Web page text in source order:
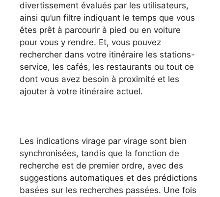
divertissement évalués par les utilisateurs,
ainsi qu’un filtre indiquant le temps que vous
êtes prêt à parcourir à pied ou en voiture
pour vous y rendre. Et, vous pouvez
rechercher dans votre itinéraire les stations-
service, les cafés, les restaurants ou tout ce
dont vous avez besoin à proximité et les
ajouter à votre itinéraire actuel.
Les indications virage par virage sont bien
synchronisées, tandis que la fonction de
recherche est de premier ordre, avec des
suggestions automatiques et des prédictions
basées sur les recherches passées. Une fois